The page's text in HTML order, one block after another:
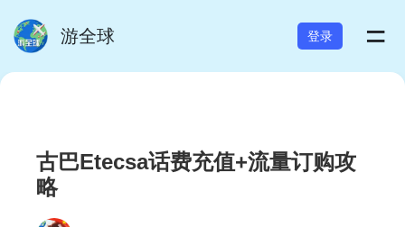
游全球 登录 =
古巴Etecsa话费充值+流量订购攻
略